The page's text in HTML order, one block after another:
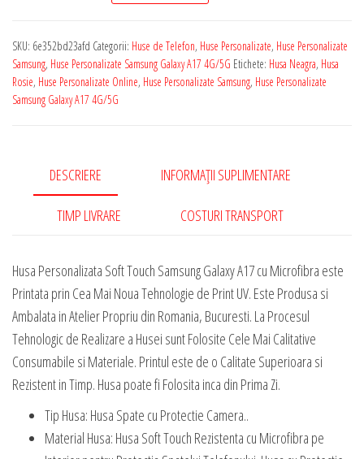
Touch
Samsung
Galaxy
Microfibra
SKU: 6e352bd23afd Categorii: Huse de Telefon, Huse Personalizate, Huse Personalizate
Samsung, Huse Personalizate Samsung Galaxy A17 4G/5G Etichete: Husa Neagra, Husa
Rosie, Huse Personalizate Online, Huse Personalizate Samsung, Huse Personalizate
Samsung Galaxy A17 4G/5G
DESCRIERE INFORMAȚII SUPLIMENTARE
TIMP LIVRARE COSTURI TRANSPORT
Husa Personalizata Soft Touch Samsung Galaxy A17 cu Microfibra este
Printata prin Cea Mai Noua Tehnologie de Print UV. Este Produsa si
Ambalata in Atelier Propriu din Romania, Bucuresti. La Procesul
Tehnologic de Realizare a Husei sunt Folosite Cele Mai Calitative
Consumabile si Materiale. Printul este de o Calitate Superioara si
Rezistent in Timp. Husa poate fi Folosita inca din Prima Zi.
Tip Husa: Husa Spate cu Protectie Camera..
Material Husa: Husa Soft Touch Rezistenta cu Microfibra pe